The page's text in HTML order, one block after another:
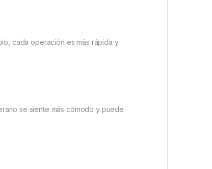
cada operación es más rápida y
se siente más cómodo y puede